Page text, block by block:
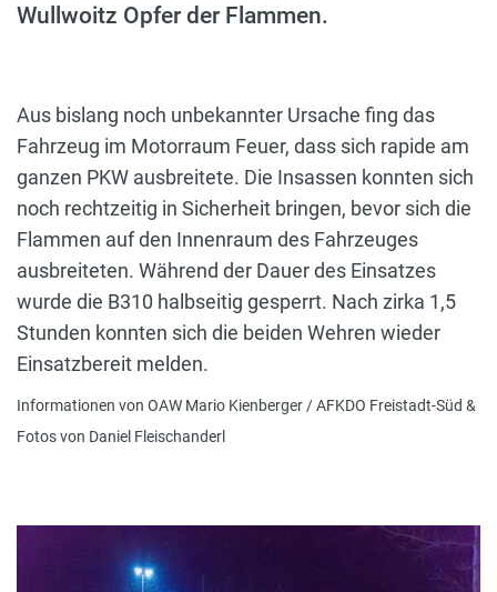
Wullwoitz Opfer der Flammen.
Aus bislang noch unbekannter Ursache fing das
Fahrzeug im Motorraum Feuer, dass sich rapide am
ganzen PKW ausbreitete. Die Insassen konnten sich
noch rechtzeitig in Sicherheit bringen, bevor sich die
Flammen auf den Innenraum des Fahrzeuges
ausbreiteten. Während der Dauer des Einsatzes
wurde die B310 halbseitig gesperrt. Nach zirka 1,5
Stunden konnten sich die beiden Wehren wieder
Einsatzbereit melden.
Informationen von OAW Mario Kienberger / AFKDO Freistadt-Süd &
Fotos von Daniel Fleischanderl